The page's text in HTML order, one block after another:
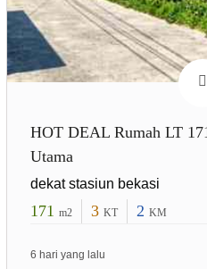
HOT DEAL Rumah LT
Utama
dekat stasiun bekasi
171 m2 3 KT 2 KM
6 hari yang lalu